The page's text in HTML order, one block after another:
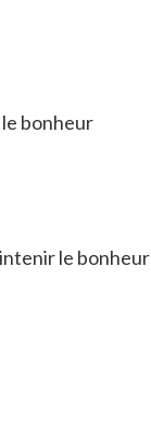
bonheur
le bonheur